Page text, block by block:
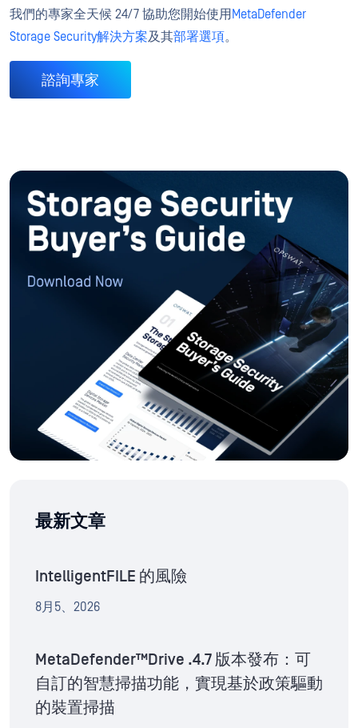
我們的專家全天候 24/7 協助您開始使用 MetaDefender
Storage Security解決方案及其部署選項。
諮詢專家
最新文章
IntelligentFILE 的風險
8月5、2026
MetaDefender™Drive .4.7 版本發布：可
自訂的智慧掃描功能，實現基於政策驅動
的裝置掃描